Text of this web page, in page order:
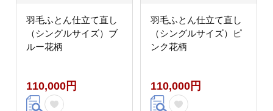
羽毛ふとん仕立て直し
（シングルサイズ）ブ
ルー花柄
110,000円
羽毛ふとん仕立て直し
（シングルサイズ）ピ
ンク花柄
110,000円